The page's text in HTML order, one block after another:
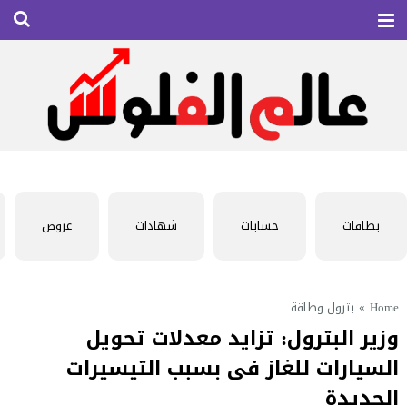
بطاقات حسابات شهادات عروض
Home
» بترول وطاقة
وزير البترول: تزايد معدلات تحويل
السيارات للغاز فى بسبب التيسيرات